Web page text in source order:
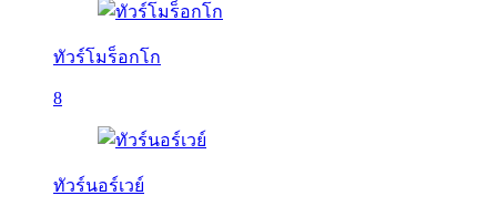
ทัวร์โมร็อกโก
8
ทัวร์นอร์เวย์